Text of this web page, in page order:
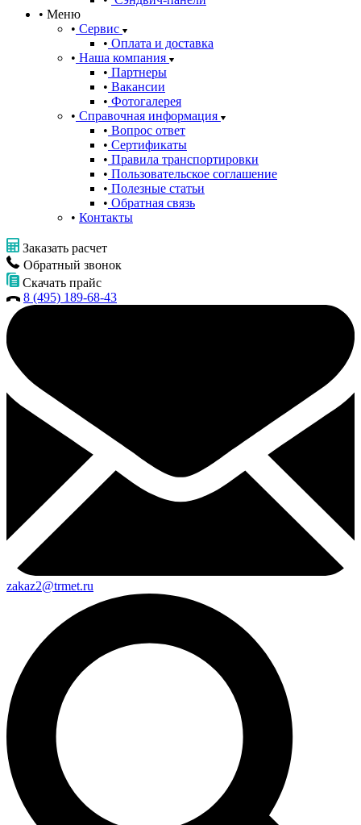
Меню
Сервис
Оплата и доставка
Наша компания
Партнеры
Вакансии
Фотогалерея
Справочная информация
Вопрос ответ
Сертификаты
Правила транспортировки
Пользовательское соглашение
Полезные статьи
Обратная связь
Контакты
Заказать расчет
Обратный звонок
Скачать прайс
8 (495) 189-68-43
zakaz2@trmet.ru